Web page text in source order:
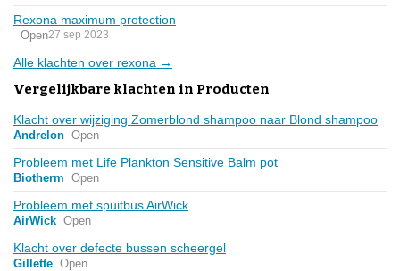
Rexona maximum protection
Open27 sep 2023
Alle klachten over rexona →
Vergelijkbare klachten in Producten
Klacht over wijziging Zomerblond shampoo naar Blond shampoo
Andrelon Open
Probleem met Life Plankton Sensitive Balm pot
Biotherm Open
Probleem met spuitbus AirWick
AirWick Open
Klacht over defecte bussen scheergel
Gillette Open